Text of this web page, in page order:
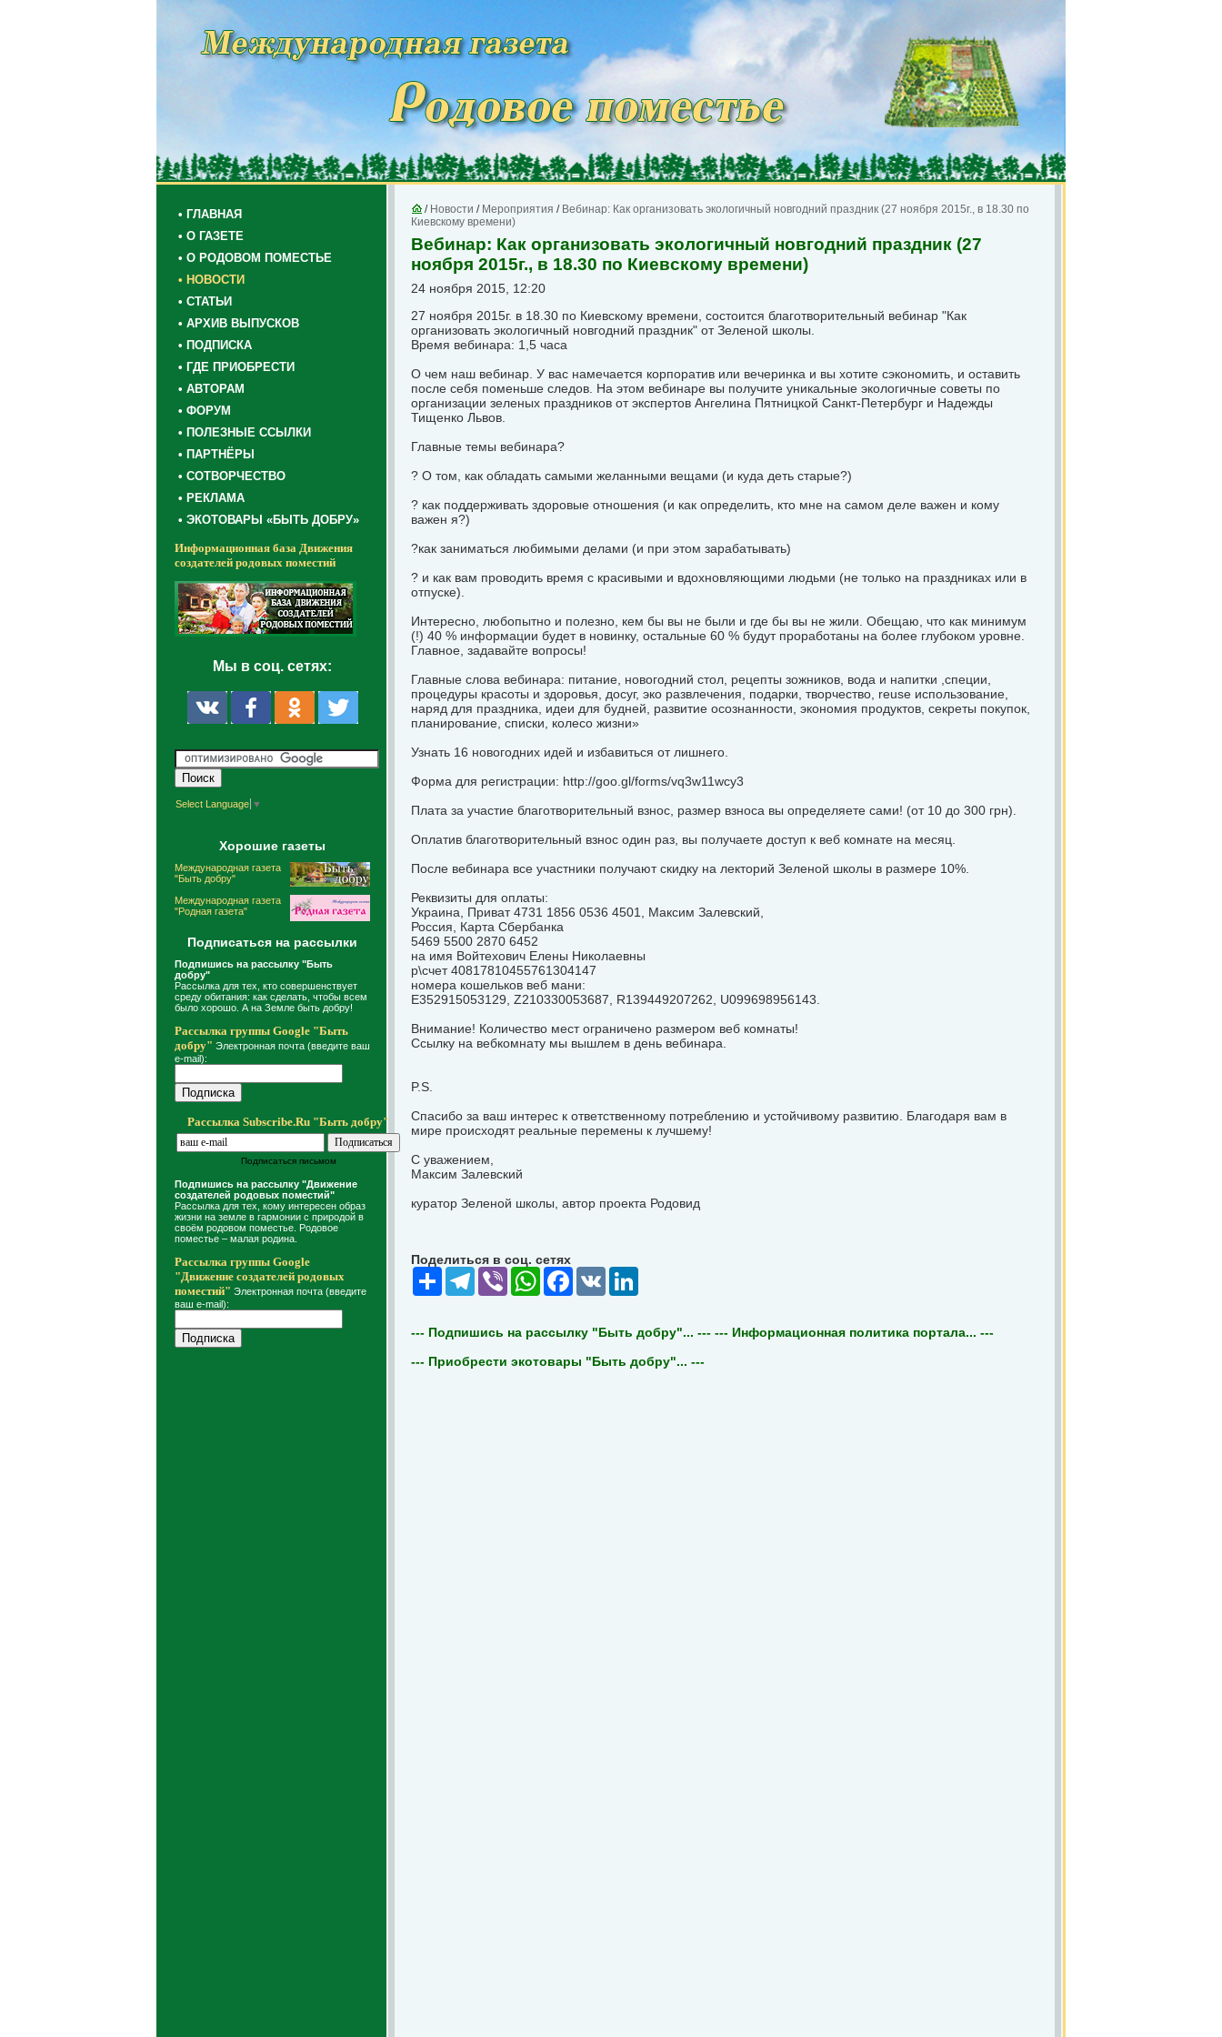
• ГЛАВНАЯ
• О ГАЗЕТЕ
• О РОДОВОМ ПОМЕСТЬЕ
• НОВОСТИ
• СТАТЬИ
• АРХИВ ВЫПУСКОВ
• ПОДПИСКА
• ГДЕ ПРИОБРЕСТИ
• АВТОРАМ
• ФОРУМ
• ПОЛЕЗНЫЕ ССЫЛКИ
• ПАРТНЁРЫ
• СОТВОРЧЕСТВО
• РЕКЛАМА
• ЭКОТОВАРЫ «БЫТЬ ДОБРУ»
Информационная база Движения
создателей родовых поместий
Мы в соц. сетях:
Select Language ▼
Хорошие газеты
Международная газета
"Быть добру"
Международная газета
"Родная газета"
Подписаться на рассылки
Подпишись на рассылку "Быть
добру"
Рассылка для тех, кто совершенствует
среду обитания: как сделать, чтобы всем
было хорошо. А на Земле быть добру!
Рассылка группы Google "Быть
добру" Электронная почта (введите ваш
e-mail):
Рассылка Subscribe.Ru "Быть добру"
Подписаться письмом
Подпишись на рассылку "Движение
создателей родовых поместий"
Рассылка для тех, кому интересен образ
жизни на земле в гармонии с природой в
своём родовом поместье. Родовое
поместье – малая родина.
Рассылка группы Google
"Движение создателей родовых
поместий" Электронная почта (введите
ваш e-mail):
/ Новости / Мероприятия / Вебинар: Как организовать экологичный новгодний праздник (27 ноября 2015г., в 18.30 по
Киевскому времени)
Вебинар: Как организовать экологичный новгодний праздник (27
ноября 2015г., в 18.30 по Киевскому времени)
24 ноября 2015, 12:20
27 ноября 2015г. в 18.30 по Киевскому времени, состоится благотворительный вебинар "Как
организовать экологичный новгодний праздник" от Зеленой школы.
Время вебинара: 1,5 часа
О чем наш вебинар. У вас намечается корпоратив или вечеринка и вы хотите сэкономить, и оставить
после себя поменьше следов. На этом вебинаре вы получите уникальные экологичные советы по
организации зеленых праздников от экспертов Ангелина Пятницкой Санкт-Петербург и Надежды
Тищенко Львов.
Главные темы вебинара?
? О том, как обладать самыми желанными вещами (и куда деть старые?)
? как поддерживать здоровые отношения (и как определить, кто мне на самом деле важен и кому
важен я?)
?как заниматься любимыми делами (и при этом зарабатывать)
? и как вам проводить время с красивыми и вдохновляющими людьми (не только на праздниках или в
отпуске).
Интересно, любопытно и полезно, кем бы вы не были и где бы вы не жили. Обещаю, что как минимум
(!) 40 % информации будет в новинку, остальные 60 % будут проработаны на более глубоком уровне.
Главное, задавайте вопросы!
Главные слова вебинара: питание, новогодний стол, рецепты зожников, вода и напитки ,специи,
процедуры красоты и здоровья, досуг, эко развлечения, подарки, творчество, reuse использование,
наряд для праздника, идеи для будней, развитие осознанности, экономия продуктов, секреты покупок,
планирование, списки, колесо жизни»
Узнать 16 новогодних идей и избавиться от лишнего.
Форма для регистрации: http://goo.gl/forms/vq3w11wcy3
Плата за участие благотворительный взнос, размер взноса вы определяете сами! (от 10 до 300 грн).
Оплатив благотворительный взнос один раз, вы получаете доступ к веб комнате на месяц.
После вебинара все участники получают скидку на лекторий Зеленой школы в размере 10%.
Реквизиты для оплаты:
Украина, Приват 4731 1856 0536 4501, Максим Залевский,
Россия, Карта Сбербанка
5469 5500 2870 6452
на имя Войтехович Елены Николаевны
р\счет 40817810455761304147
номера кошельков веб мани:
E352915053129, Z210330053687, R139449207262, U099698956143.
Внимание! Количество мест ограничено размером веб комнаты!
Ссылку на вебкомнату мы вышлем в день вебинара.
P.S.
Спасибо за ваш интерес к ответственному потреблению и устойчивому развитию. Благодаря вам в
мире происходят реальные перемены к лучшему!
С уважением,
Максим Залевский
куратор Зеленой школы, автор проекта Родовид
Поделиться в соц. сетях
Share Telegram
Viber WhatsAppFacebook
VK
--- Подпишись на рассылку "Быть добру"... --- --- Информационная политика портала... ---
--- Приобрести экотовары "Быть добру"... ---